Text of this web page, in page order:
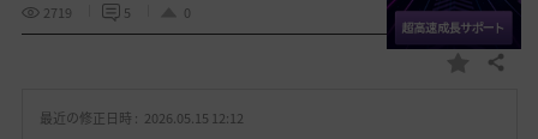
2719
5 0
お 共有する
最近の修正日時 : 2026.05.15 12:12